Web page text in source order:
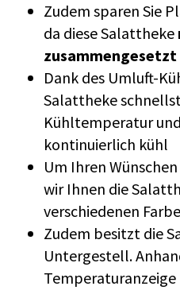
Zudem sparen Sie
da diese Salattheke
zusammengesetzt
Dank des Umluft-
Salattheke
Kühltemperatur
kontinuierlich kühl
Um Ihren
wir Ihnen die
verschiedenen
Zudem besitzt die
Untergestell.
Temperaturanzeige